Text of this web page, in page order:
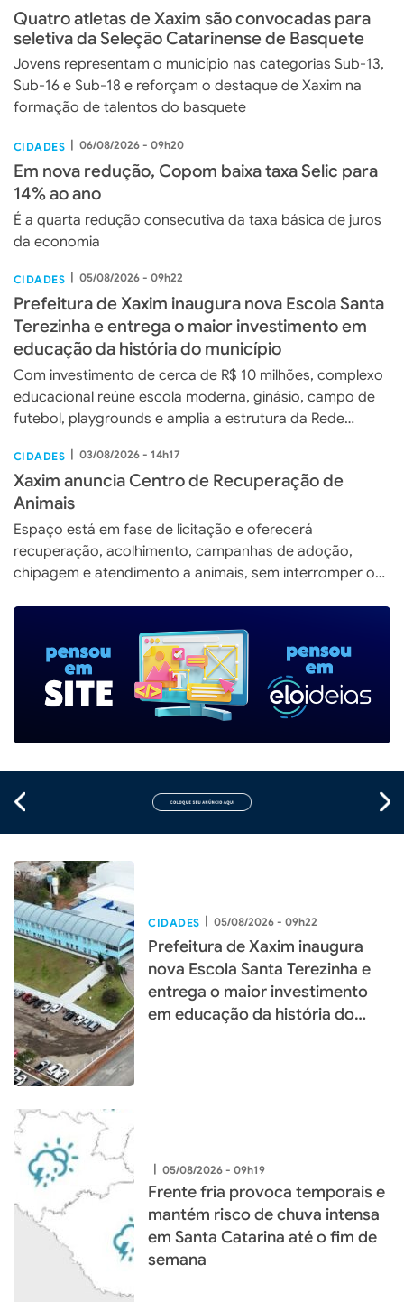
Quatro atletas de Xaxim são convocadas para
seletiva da Seleção Catarinense de Basquete
Jovens representam o município nas categorias Sub-13,
Sub-16 e Sub-18 e reforçam o destaque de Xaxim na
formação de talentos do basquete
CIDADES | 06/08/2026 - 09h20
Em nova redução, Copom baixa taxa Selic para
14% ao ano
É a quarta redução consecutiva da taxa básica de juros
da economia
CIDADES | 05/08/2026 - 09h22
Prefeitura de Xaxim inaugura nova Escola Santa
Terezinha e entrega o maior investimento em
educação da história do município
Com investimento de cerca de R$ 10 milhões, complexo
educacional reúne escola moderna, ginásio, campo de
futebol, playgrounds e amplia a estrutura da Rede
CIDADES | 03/08/2026 - 14h17
Xaxim anuncia Centro de Recuperação de
Animais
Espaço está em fase de licitação e oferecerá
recuperação, acolhimento, campanhas de adoção,
chipagem e atendimento a animais, sem interromper o
CIDADES | 05/08/2026 - 09h22
Prefeitura de Xaxim inaugura
nova Escola Santa Terezinha e
entrega o maior investimento
em educação da história do
| 05/08/2026 - 09h19
Frente fria provoca temporais e
mantém risco de chuva intensa
em Santa Catarina até o fim de
semana